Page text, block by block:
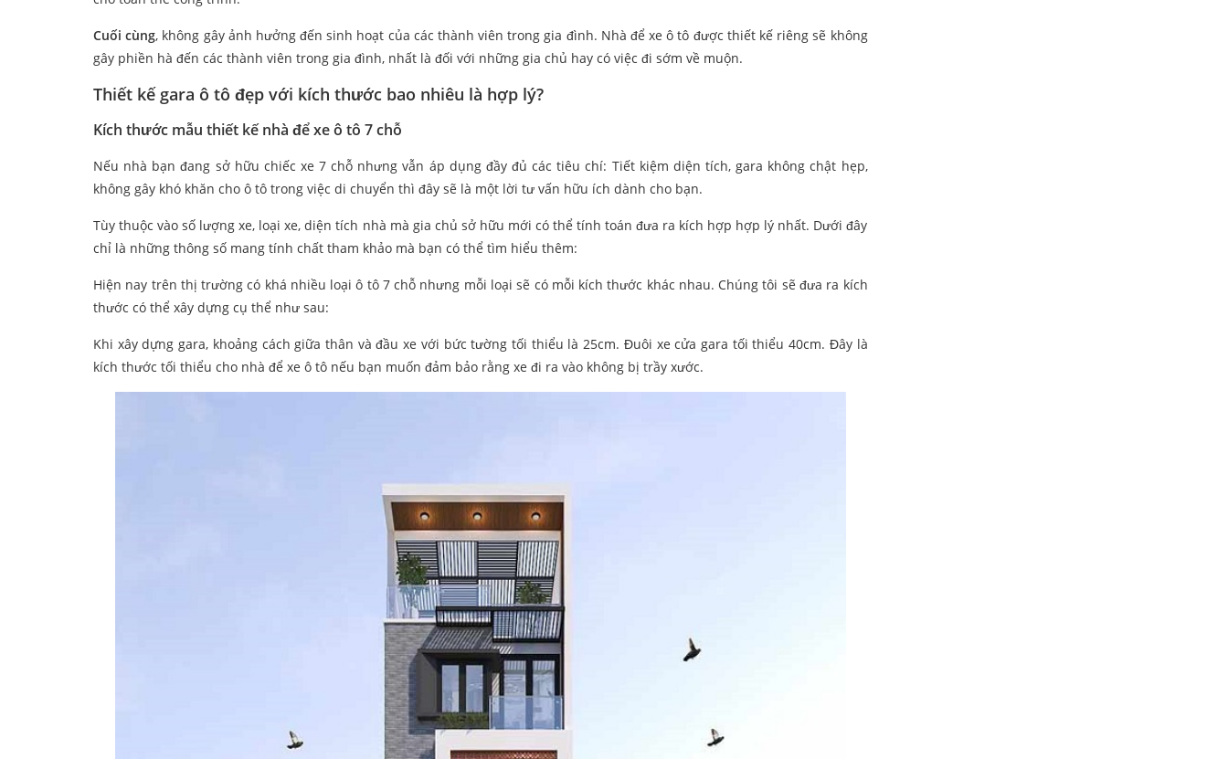
Cuối cùng, không gây ảnh hưởng đến sinh hoạt của các thành viên trong gia đình. Nhà để xe ô tô được thiết kế riêng sẽ không
gây phiền hà đến các thành viên trong gia đình, nhất là đối với những gia chủ hay có việc đi sớm về muộn.
Thiết kế gara ô tô đẹp với kích thước bao nhiêu là hợp lý?
Kích thước mẫu thiết kế nhà để xe ô tô 7 chỗ
Nếu nhà bạn đang sở hữu chiếc xe 7 chỗ nhưng vẫn áp dụng đầy đủ các tiêu chí: Tiết kiệm diện tích, gara không chật hẹp,
không gây khó khăn cho ô tô trong việc di chuyển thì đây sẽ là một lời tư vấn hữu ích dành cho bạn.
Tùy thuộc vào số lượng xe, loại xe, diện tích nhà mà gia chủ sở hữu mới có thể tính toán đưa ra kích hợp hợp lý nhất. Dưới đây
chỉ là những thông số mang tính chất tham khảo mà bạn có thể tìm hiểu thêm:
Hiện nay trên thị trường có khá nhiều loại ô tô 7 chỗ nhưng mỗi loại sẽ có mỗi kích thước khác nhau. Chúng tôi sẽ đưa ra kích
thước có thể xây dựng cụ thể như sau:
Khi xây dựng gara, khoảng cách giữa thân và đầu xe với bức tường tối thiểu là 25cm. Đuôi xe cửa gara tối thiểu 40cm. Đây là
kích thước tối thiểu cho nhà để xe ô tô nếu bạn muốn đảm bảo rằng xe đi ra vào không bị trầy xước.